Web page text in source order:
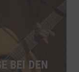
BEI DEN